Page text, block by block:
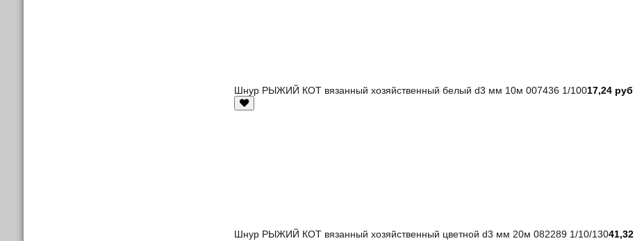
Шнур РЫЖИЙ КОТ вязанный хозяйственный белый d3 мм 10м 007436 1/10017,24 руб
Шнур РЫЖИЙ КОТ вязанный хозяйственный цветной d3 мм 20м 082289 1/10/13041,32